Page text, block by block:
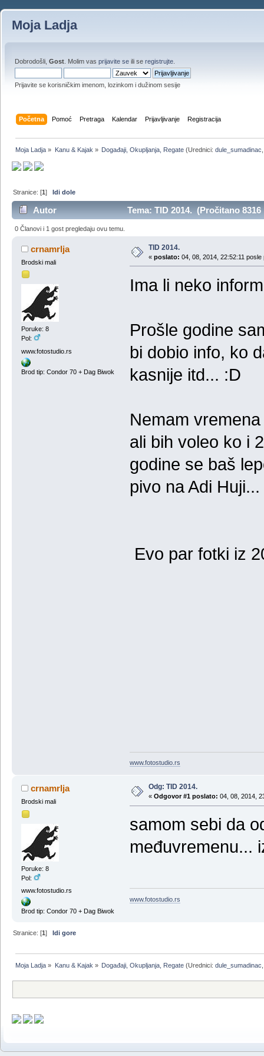
Moja Ladja
Dobrodošli, Gost . Molim vas prijavite se ili se registrujte
Prijavite se korisničkim imenom, lozinkom i dužinom sesije
Početna Pomoć Pretraga Kalendar Prijavljivanje Registracija
Moja Ladja » Kanu & Kajak » Događaji, Okupljanja, Regate(Urednici: dule_sumadinac
Stranice: [1]Idi dole
Autor Tema: TID 2014. (Pročitano 8316
0 Članovi i 1 gost pregledaju ovu temu.
crnamrlja
Brodski mali
Poruke: 8
Pol:
www.fotostudio.rs
Brod tip: Condor 70 + Dag Biwok
TID 2014.
« poslato: 04, 08, 2014, 22:52:11 posle
Ima li neko
Prošle godine
bi dobio info, ko
kasnije itd... :D
Nemam
ali bih voleo ko i
godine se baš
pivo na Adi Huji...
Evo par fotki iz
www.fotostudio.rs
crnamrlja
Brodski mali
Poruke: 8
Pol:
www.fotostudio.rs
Brod tip: Condor 70 + Dag Biwok
Odg: TID 2014.
« Odgovor #1 poslato: 04, 08, 2014,
samom sebi da
međuvremenu...
www.fotostudio.rs
Stranice: [1] Idi gore
Moja Ladja » Kanu & Kajak » Događaji, Okupljanja, Regate(Urednici: dule_sumadinac